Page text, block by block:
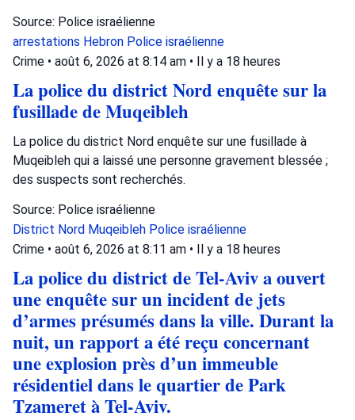
Source: Police israélienne
arrestations Hebron Police israélienne
Crime • août 6, 2026 at 8:14 am • Il y a 18 heures
La police du district Nord enquête sur la
fusillade de Muqeibleh
La police du district Nord enquête sur une fusillade à
Muqeibleh qui a laissé une personne gravement blessée ;
des suspects sont recherchés.
Source: Police israélienne
District Nord Muqeibleh Police israélienne
Crime • août 6, 2026 at 8:11 am • Il y a 18 heures
La police du district de Tel-Aviv a ouvert
une enquête sur un incident de jets
d’armes présumés dans la ville. Durant la
nuit, un rapport a été reçu concernant
une explosion près d’un immeuble
résidentiel dans le quartier de Park
Tzameret à Tel-Aviv.